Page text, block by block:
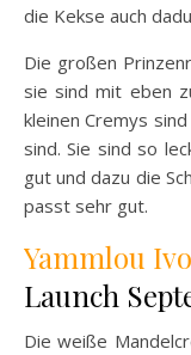
die Kekse auch
Die großen
sie sind mit eben
kleinen Cremys
sind. Sie sind so
gut und dazu die
passt sehr gut.
Yammlou
Launch
Die weiße